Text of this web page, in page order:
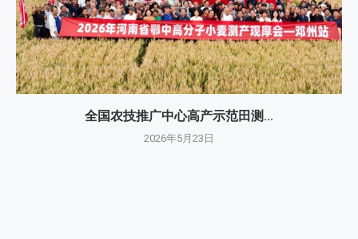
全国农技推广中心高产示范田测...
2026年5月23日